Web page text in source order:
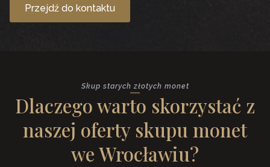
Przejdź do kontaktu
Skup starych złotych monet
Dlaczego warto skorzystać z
naszej oferty skupu monet
we Wrocławiu?